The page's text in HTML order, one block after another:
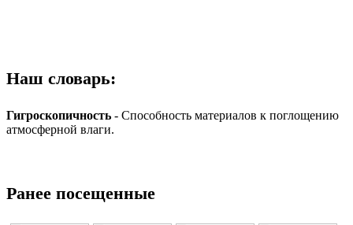
Наш словарь:
Гигроскопичность - Способность материалов к поглощению
атмосферной влаги.
Ранее посещенные